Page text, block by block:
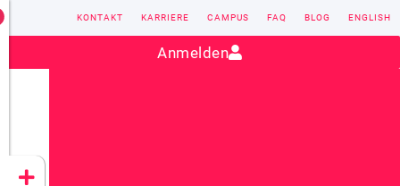
CONZEPT 16
Kontakt:sales@vectorsoft.de
KONTAKT KARRIERE CAMPUS FAQ BLOG ENGLISH
Anmelden